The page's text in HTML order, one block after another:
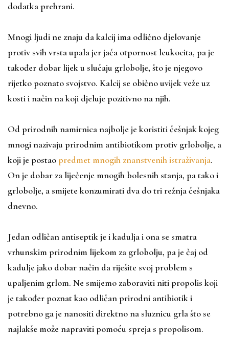
dodatka prehrani.
Mnogi ljudi ne znaju da kalcij ima odlično djelovanje
protiv svih vrsta upala jer jača otpornost leukocita, pa je
također dobar lijek u slučaju grlobolje, što je njegovo
rijetko poznato svojstvo. Kalcij se obično uvijek veže uz
kosti i način na koji djeluje pozitivno na njih.
Od prirodnih namirnica najbolje je koristiti češnjak kojeg
mnogi nazivaju prirodnim antibiotikom protiv grlobolje, a
koji je postaopredmet mnogih znanstvenih istraživanja.
On je dobar za liječenje mnogih bolesnih stanja, pa tako i
grlobolje, a smijete konzumirati dva do tri režnja češnjaka
dnevno.
Jedan odličan antiseptik je i kadulja i ona se smatra
vrhunskim prirodnim lijekom za grlobolju, pa je čaj od
kadulje jako dobar način da riješite svoj problem s
upaljenim grlom. Ne smijemo zaboraviti niti propolis koji
je također poznat kao odličan prirodni antibiotik i
potrebno ga je nanositi direktno na sluznicu grla što se
najlakše može napraviti pomoću spreja s propolisom.